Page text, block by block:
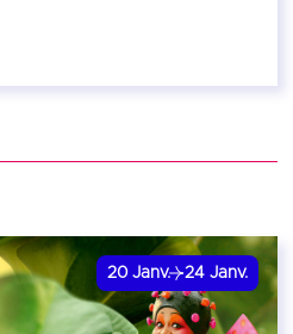
20 Janv. 24 Janv.